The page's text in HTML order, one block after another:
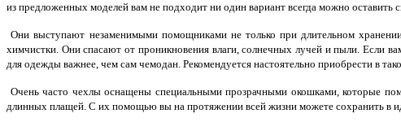
из предложенных моделей вам не подходит ни один вариант всегда можно
Они выступают незаменимыми помощниками не только при длительном
химчистки. Они спасают от проникновения влаги, солнечных лучей и пыли. Если
для одежды важнее, чем сам чемодан. Рекомендуется настоятельно приобрести в
Очень часто чехлы оснащены специальными прозрачными окошками, которые
длинных плащей. С их помощью вы на протяжении всей жизни можете сохранить в